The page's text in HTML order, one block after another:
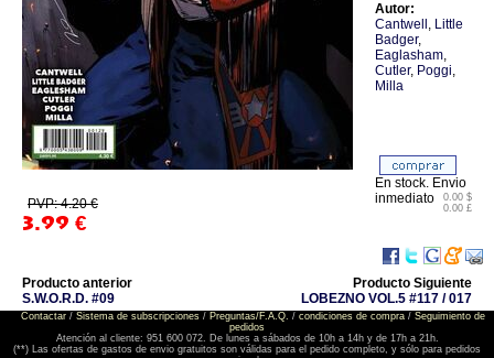
Autor:
Cantwell , Little
Badger,
Eaglasham,
Cutler, Poggi,
Milla
PVP: 4.20 €
3.99 €
0.00 $
0.00 £
En stock. Envio
inmediato
Producto anterior
S.W.O.R.D. #09
Producto Siguiente
LOBEZNO VOL.5 #117 / 017
Contactar/ Sistema de subscripciones/ Preguntas/F.A.Q. / condiciones de compra/ Seguimiento de
pedidos
Atención al cliente: 951 600 072. De lunes a sábados de 10h a 14h y de 17h a 21h.
(**) Las ofertas de gastos de envio gratuitos son válidas para el pedido completo, y sólo para pedidos